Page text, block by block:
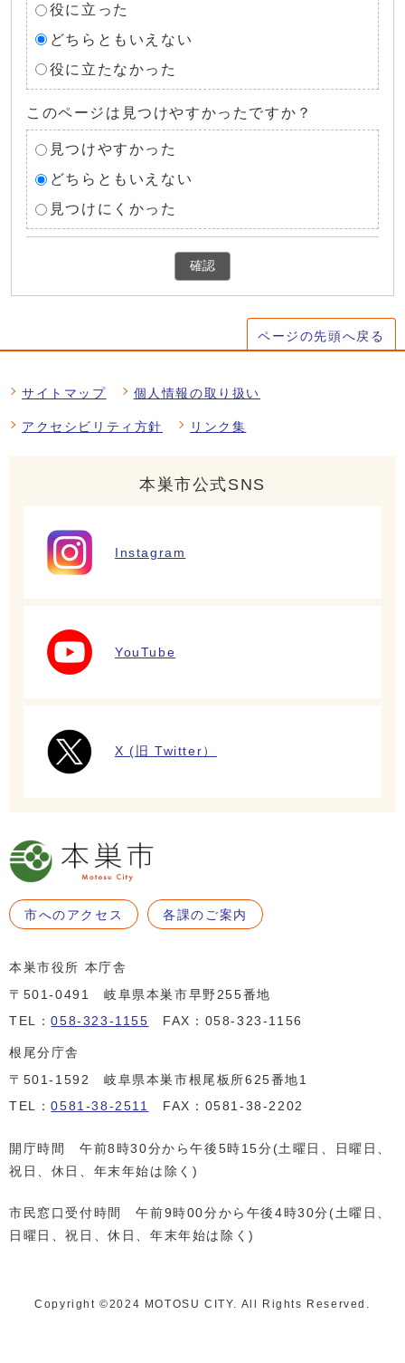
役に立った
どちらともいえない
役に立たなかった
このページは見つけやすかったですか？
見つけやすかった
どちらともいえない
見つけにくかった
確認
ページの先頭へ戻る
サイトマップ 個人情報の取り扱い
アクセシビリティ方針 リンク集
本巣市公式SNS
Instagram
YouTube
X (旧 Twitter）
市へのアクセス 各課のご案内
本巣市役所 本庁舎
〒501-0491 岐阜県本巣市早野255番地
TEL：058-323-1155 FAX：058-323-1156
根尾分庁舎
〒501-1592 岐阜県本巣市根尾板所625番地1
TEL：0581-38-2511 FAX：0581-38-2202
開庁時間 午前8時30分から午後5時15分(土曜日、日曜日、
祝日、休日、年末年始は除く)
市民窓口受付時間 午前9時00分から午後4時30分(土曜日、
日曜日、祝日、休日、年末年始は除く)
Copyright ©️2024 MOTOSU CITY. All Rights Reserved.